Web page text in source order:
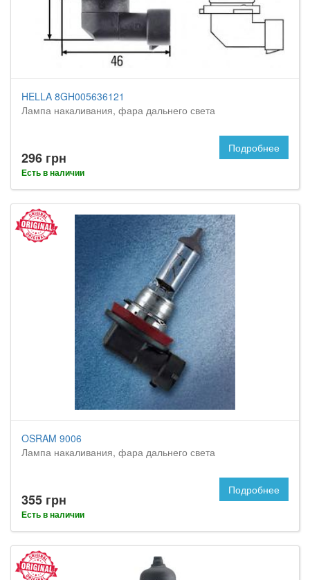
HELLA 8GH005636121
Лампа накаливания, фара дальнего света
296 грн
Есть в наличии
Подробнее
OSRAM 9006
Лампа накаливания, фара дальнего света
355 грн
Есть в наличии
Подробнее